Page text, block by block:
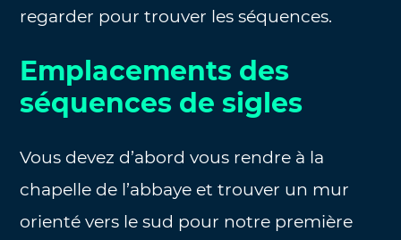
regarder pour trouver les séquences.
Emplacements des
séquences de sigles
Vous devez d’abord vous rendre à la
chapelle de l’abbaye et trouver un mur
orienté vers le sud pour notre première